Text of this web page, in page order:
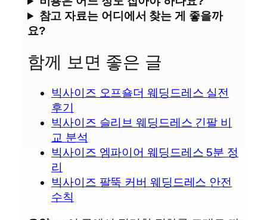
참고 자료는 어디에서 찾는 게 좋을까
요?
함께 보면 좋은 글
빅사이즈 오프숄더 웨딩드레스 실전
후기
빅사이즈 슬리브 웨딩드레스 긴팔 비
교 분석
빅사이즈 엠파이어 웨딩드레스 5분 정
리
빅사이즈 팔뚝 커버 웨딩드레스 안전
수칙